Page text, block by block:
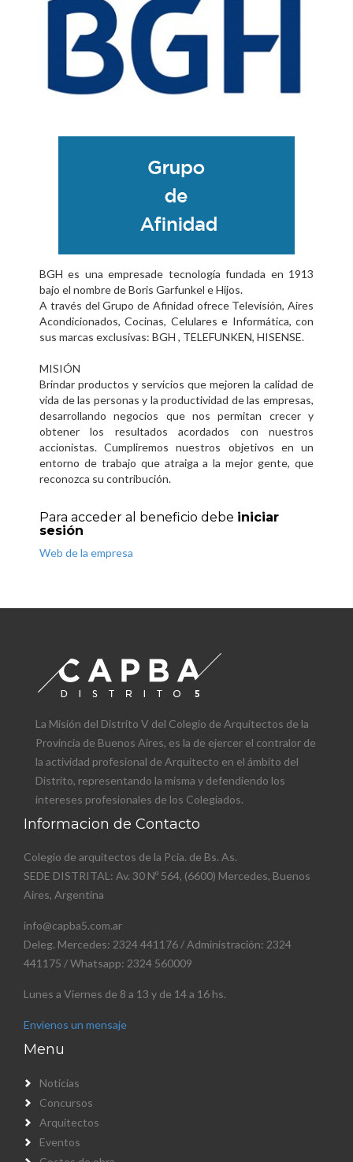
BGH es una empresade tecnología fundada en 1913
bajo el nombre de Boris Garfunkel e Hijos.
A través del Grupo de Afinidad ofrece Televisión, Aires
Acondicionados, Cocinas, Celulares e Informática, con
sus marcas exclusivas: BGH , TELEFUNKEN, HISENSE.
MISIÓN
Brindar productos y servicios que mejoren la calidad de
vida de las personas y la productividad de las empresas,
desarrollando negocios que nos permitan crecer y
obtener los resultados acordados con nuestros
accionistas. Cumpliremos nuestros objetivos en un
entorno de trabajo que atraiga a la mejor gente, que
reconozca su contribución.
Para acceder al beneficio debe iniciar
sesión
Web de la empresa
La Misión del Distrito V del Colegio de Arquitectos de la
Provincia de Buenos Aires, es la de ejercer el contralor de
la actividad profesional de Arquitecto en el ámbito del
Distrito, representando la misma y defendiendo los
intereses profesionales de los Colegiados.
Informacion de Contacto
Colegio de arquitectos de la Pcia. de Bs. As.
SEDE DISTRITAL: Av. 30 Nº 564, (6600) Mercedes, Buenos
Aires, Argentina
info@capba5.com.ar
Deleg. Mercedes: 2324 441176 / Administración: 2324
441175 / Whatsapp: 2324 560009
Lunes a Viernes de 8 a 13 y de 14 a 16 hs.
Envienos un mensaje
Menu
Noticias
Concursos
Arquitectos
Eventos